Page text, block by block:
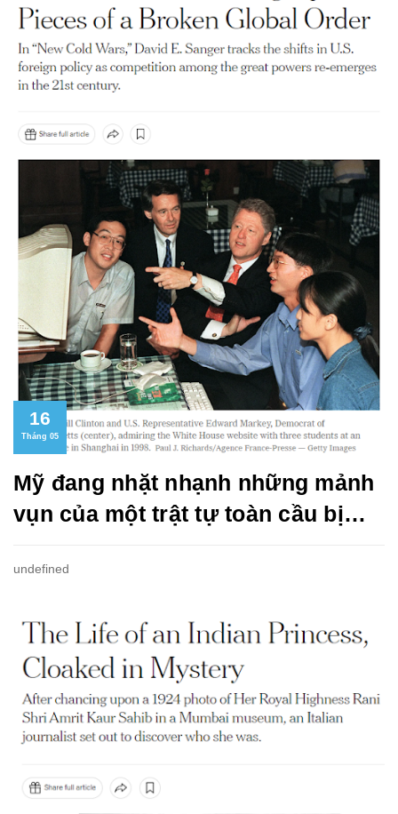
16
Tháng 05
Mỹ đang nhặt nhạnh những mảnh
vụn của một trật tự toàn cầu bị
undefined